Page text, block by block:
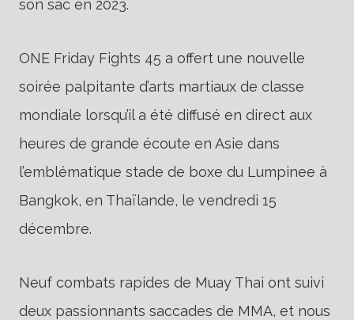
son sac en 2023.
ONE Friday Fights 45 a offert une nouvelle
soirée palpitante d’arts martiaux de classe
mondiale lorsqu’il a été diffusé en direct aux
heures de grande écoute en Asie dans
l’emblématique stade de boxe du Lumpinee à
Bangkok, en Thaïlande, le vendredi 15
décembre.
Neuf combats rapides de Muay Thai ont suivi
deux passionnants saccades de MMA, et nous